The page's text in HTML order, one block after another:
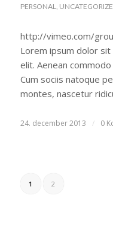
PERSONAL
http://vimeo.com/
Lorem ipsum dolor
elit. Aenean
Cum sociis natoque
montes, nascetur
24. december 2013 / 0
1 2